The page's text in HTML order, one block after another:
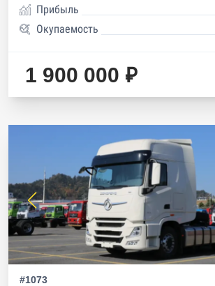
Прибыль
Окупаемость
1 900 000 ₽
#1073